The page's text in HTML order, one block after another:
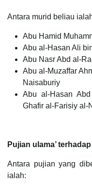
Antara murid beliau
Abu Hamid
Abu al-Hasan Ali
Abu Nasr Abd al-
Abu al-Muzaffar
Naisaburiy
Abu al-Hasan
Ghafir al-Farisiy al-
Pujian ulama’
Antara pujian yang
ialah: